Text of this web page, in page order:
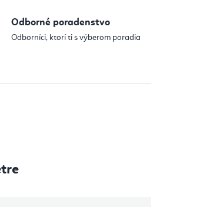
Odborné poradenstvo
Odborníci, ktorí ti s výberom poradia